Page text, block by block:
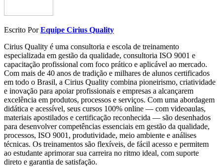
Escrito PorEquipe Cirius Quality
Cirius Quality é uma consultoria e escola de treinamento
especializada em gestão da qualidade, consultoria ISO 9001 e
capacitação profissional com foco prático e aplicável ao mercado.
Com mais de 40 anos de tradição e milhares de alunos certificados
em todo o Brasil, a Cirius Quality combina pioneirismo, criatividade
e inovação para apoiar profissionais e empresas a alcançarem
excelência em produtos, processos e serviços. Com uma abordagem
didática e acessível, seus cursos 100% online — com videoaulas,
materiais apostilados e certificação reconhecida — são desenhados
para desenvolver competências essenciais em gestão da qualidade,
processos, ISO 9001, produtividade, meio ambiente e análises
técnicas. Os treinamentos são flexíveis, de fácil acesso e permitem
ao estudante aprimorar sua carreira no ritmo ideal, com suporte
direto e garantia de satisfação.